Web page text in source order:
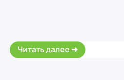
Читать далее